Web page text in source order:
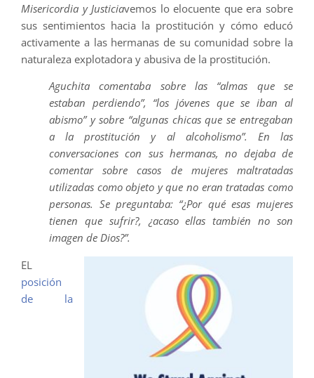
Misericordia y Justiciavemos lo elocuente que era sobre
sus sentimientos hacia la prostitución y cómo educó
activamente a las hermanas de su comunidad sobre la
naturaleza explotadora y abusiva de la prostitución.
Aguchita comentaba sobre las “almas que se
estaban perdiendo”, “los jóvenes que se iban al
abismo” y sobre “algunas chicas que se entregaban
a la prostitución y al alcoholismo”. En las
conversaciones con sus hermanas, no dejaba de
comentar sobre casos de mujeres maltratadas
utilizadas como objeto y que no eran tratadas como
personas. Se preguntaba: “¿Por qué esas mujeres
tienen que sufrir?, ¿acaso ellas también no son
imagen de Dios?”.
EL
posición
de la